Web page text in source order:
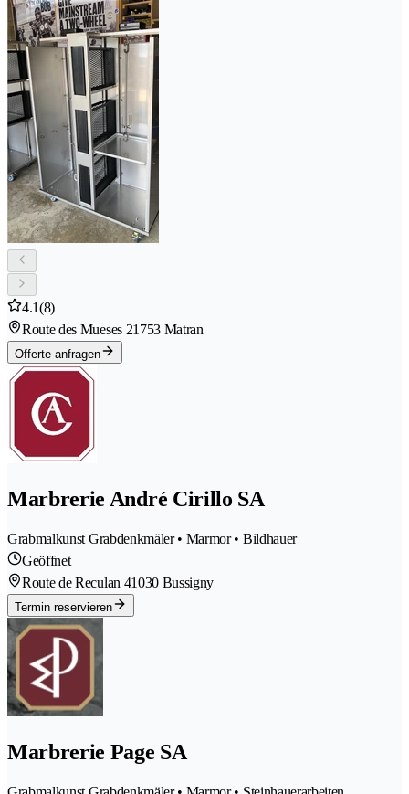
4.1(8)
Route des Mueses 21753 Matran
Offerte anfragen
Marbrerie André Cirillo SA
Grabmalkunst Grabdenkmäler • Marmor • Bildhauer
Geöffnet
Route de Reculan 41030 Bussigny
Termin reservieren
Marbrerie Page SA